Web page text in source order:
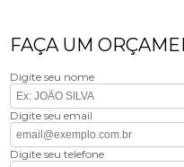
FAÇA UM
Digite seu nome
Digite seu email
Digite seu telefone